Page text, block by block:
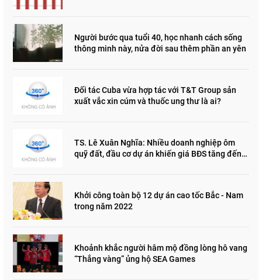
Người bước qua tuổi 40, học nhanh cách sống
thông minh này, nửa đời sau thêm phần an yên
Đối tác Cuba vừa hợp tác với T&T Group sản
xuất vắc xin cúm và thuốc ung thư là ai?
TS. Lê Xuân Nghĩa: Nhiều doanh nghiệp ôm
quỹ đất, đầu cơ dự án khiến giá BĐS tăng đến
Khởi công toàn bộ 12 dự án cao tốc Bắc - Nam
trong năm 2022
Khoảnh khắc người hâm mộ đồng lòng hô vang
“Thắng vàng” ủng hộ SEA Games